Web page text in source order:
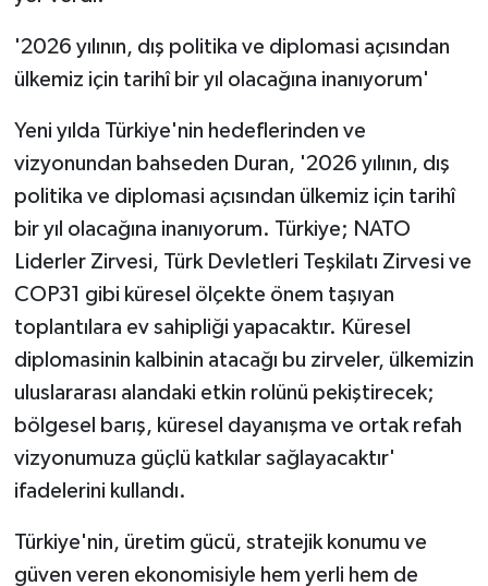
'2026 yılının, dış politika ve diplomasi açısından
ülkemiz için tarihî bir yıl olacağına inanıyorum'
Yeni yılda Türkiye'nin hedeflerinden ve
vizyonundan bahseden Duran, '2026 yılının, dış
politika ve diplomasi açısından ülkemiz için tarihî
bir yıl olacağına inanıyorum. Türkiye; NATO
Liderler Zirvesi, Türk Devletleri Teşkilatı Zirvesi ve
COP31 gibi küresel ölçekte önem taşıyan
toplantılara ev sahipliği yapacaktır. Küresel
diplomasinin kalbinin atacağı bu zirveler, ülkemizin
uluslararası alandaki etkin rolünü pekiştirecek;
bölgesel barış, küresel dayanışma ve ortak refah
vizyonumuza güçlü katkılar sağlayacaktır'
ifadelerini kullandı.
Türkiye'nin, üretim gücü, stratejik konumu ve
güven veren ekonomisiyle hem yerli hem de